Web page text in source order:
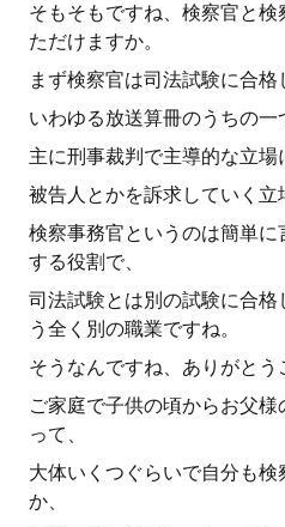
そもそもですね、検察官と
ただけますか。
まず検察官は司法試験に合格
いわゆる放送算冊のうちの一
主に刑事裁判で主導的な立場
被告人とかを訴求していく立
検察事務官というのは簡単
する役割で、
司法試験とは別の試験に合
う全く別の職業ですね。
そうなんですね、ありがとう
ご家庭で子供の頃からお父
って、
大体いくつぐらいで自分も
か、